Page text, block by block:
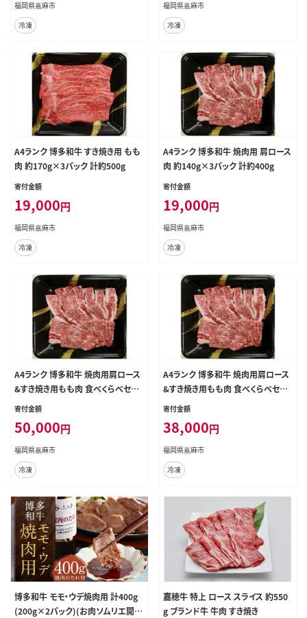
福岡県嘉麻市
冷凍
福岡県嘉麻市
冷凍
A4ランク 博多和牛 すき焼き用 もも
肉 約170g×3パック 計約500g
寄付金額
19,000円
福岡県嘉麻市
冷凍
A4ランク 博多和牛 焼肉用 肩ロース
肉 約140g×3パック 計約400g
寄付金額
19,000円
福岡県嘉麻市
冷凍
A4ランク 博多和牛 焼肉用肩ロース
&すき焼き用もも肉 食べくらべセッ
ト 計約1500g
寄付金額
50,000円
福岡県嘉麻市
冷凍
A4ランク 博多和牛 焼肉用肩ロース
&すき焼き用もも肉 食べくらべセッ
ト 計約900g
寄付金額
38,000円
福岡県嘉麻市
冷凍
博多和牛 モモ・ウデ焼肉用 計400g
(200g×2パック)(お肉ソムリエ開発
嘉穂牛 特上 ロース スライス 約550
g ブランド牛 牛肉 すき焼き